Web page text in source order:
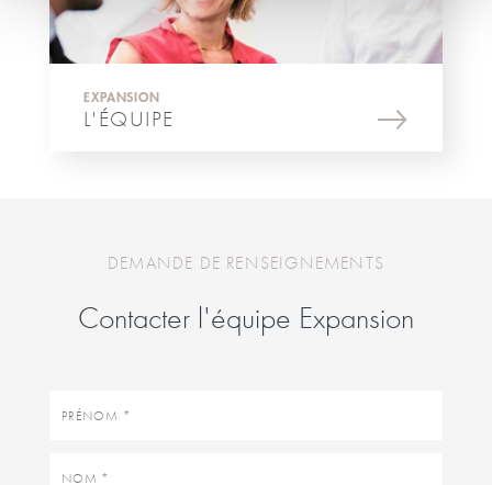
EXPANSION
L'ÉQUIPE
DEMANDE DE RENSEIGNEMENTS
Contacter l'équipe Expansion
Prénom
Nom